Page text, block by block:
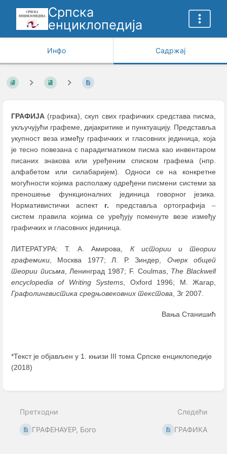
Српска
енциклопедија
Инфо Садржај
ГРАФИЈА (графика), скуп свих графичких средстава писма,
укључујући графеме, дијакритике и пунктуацију. Представља
укупност веза између графичких и гласовних јединица, која
је тесно повезана с парадигматиком писма као инвентаром
писаних знакова или уређеним списком графема (нпр.
алфабетом или силабаријем). Односи се на конкретне
могућности којима располажу одређени писмени системи за
преношење функционалних јединица говорног језика.
Нормативистички аспект г. представља ортографија–
систем правила којима се уређују поменуте везе између
графичких и гласовних јединица.
ЛИТЕРАТУРА: Т. А. Амирова, К истории и теории
графемики , Москва 1977; Л. Р. Зиндер, Очерк общей
теории письма , Ленинград 1987; F. Coulmas, The Blackwell
encyclopedia of Writing Systems , Oxford 1996; М. Жагар,
Графолингвистика средњовековних текстова , Зг 2007.
Вања Станишић
*Текст је објављен у 1. књизи III тома Српске енциклопедије
(2018)
mode
Претходни
ГРАФЕНАУЕР, Бого
Следећи
ГРАФИКА